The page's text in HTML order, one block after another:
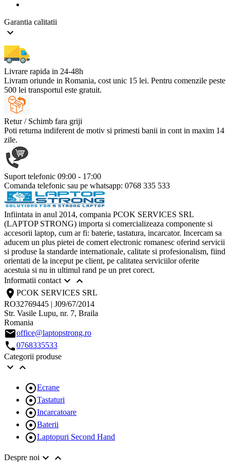
Garantia calitatii

Livrare rapida in 24-48h
Livram oriunde in Romania, cost unic 15 lei. Pentru comenzile peste
500 lei transportul este gratuit.
Retur / Schimb fara griji
Poti returna indiferent de motiv si primesti banii in cont in maxim 14
zile.
Suport telefonic 09:00 - 17:00
Comanda telefonic sau pe whatsapp: 0768 335 533
Infiintata in anul 2014, compania PCOK SERVICES SRL
(LAPTOP STRONG) importa si comercializeaza componente si
accesorii laptop, cum ar fi: baterie, tastatura, incarcator. Incercam sa
aducem un plus pietei de comert electronic romanesc oferind servicii
si produse la standarde internationale, calitate si profesionalism, fiind
orientati de la inceput pe client, pe calitatea serviciilor oferite
acestuia si nu in ultimul rand pe un pret corect.
Informatii contact 
location_on PCOK SERVICES SRL
RO32769445 | J09/67/2014
Str. Vasile Lupu, nr. 7, Braila
Romania
emailoffice@laptopstrong.ro
call0768335533
Categorii produse
 
Ecrane
Tastaturi
Incarcatoare
Baterii
Laptopuri Second Hand
Despre noi  